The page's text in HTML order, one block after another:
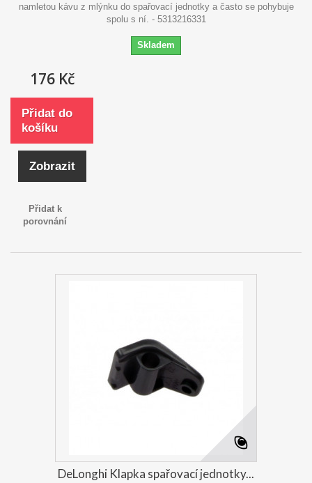
namletou kávu z mlýnku do spařovací jednotky a často se pohybuje
spolu s ní. - 5313216331
Skladem
176 Kč
Přidat do
košíku
Zobrazit
Přidat k
porovnání
DeLonghi Klapka spařovací jednotky...